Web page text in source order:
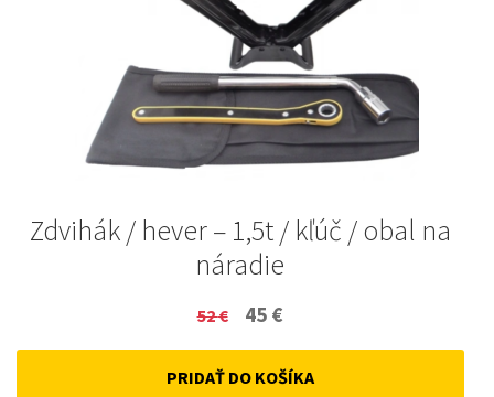
Zdvihák / hever – 1,5t / kľúč / obal na
náradie
52€
Original
price
was:
45 €
price
is:
PRIDAŤ DO KOŠÍKA